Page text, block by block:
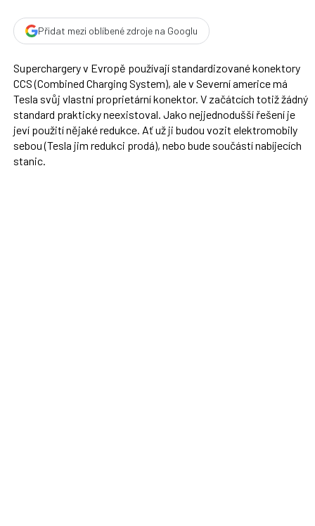
Přidat mezi oblíbené zdroje na Googlu
Superchargery v Evropě používají standardizované konektory
CCS (Combined Charging System), ale v Severní americe má
Tesla svůj vlastní proprietární konektor. V začátcích totiž žádný
standard prakticky neexistoval. Jako nejjednodušší řešení je
jeví použití nějaké redukce. Ať už ji budou vozit elektromobily
sebou (Tesla jim redukci prodá), nebo bude součástí nabíjecích
stanic.